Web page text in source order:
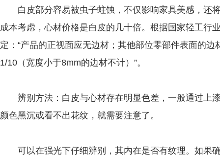
白皮部分容易被虫子蛀蚀，不仅影响家具美感，还
成本考虑，心材价格是白皮的几十倍。根据国家轻工行
定：“产品的正视面应无边材；其他部位零部件表面的
1/10（宽度小于8mm的边材不计）”。
辨别方法：白皮与心材存在明显色差，一般通过上
颜色黑沉或看不出花纹，就需要注意了。
可以在强光下仔细辨别，其内在是否有纹理。如果